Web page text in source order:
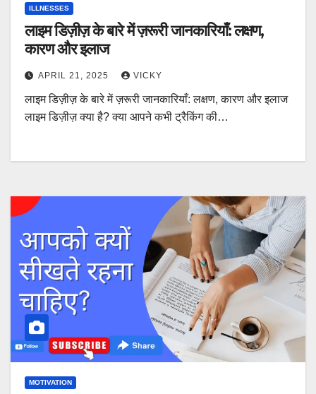
ILLNESSES
लाइम डिज़ीज़ के बारे में ज़रूरी जानकारियाँ: लक्षण,
कारण और इलाज
APRIL 21, 2025 VICKY
लाइम डिज़ीज़ के बारे में ज़रूरी जानकारियाँ: लक्षण, कारण और इलाज
लाइम डिज़ीज़ क्या है? क्या आपने कभी ट्रैकिंग की…
MOTIVATION